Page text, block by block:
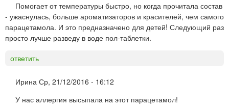
Помогает от температуры быстро, но когда прочитала состав
- ужаснулась, больше ароматизаторов и красителей, чем самого
парацетамола. И это предназначено для детей! Следующий раз
просто лучше разведу в воде пол-таблетки.
ответить
Ирина Ср, 21/12/2016 - 16:12
У нас аллергия высыпала на этот парацетамол!